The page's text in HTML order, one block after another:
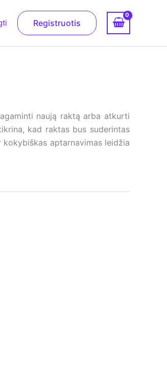
Registruotis
naują raktą arba atkurti
kad raktas bus suderintas
kokybiškas aptarnavimas leidžia